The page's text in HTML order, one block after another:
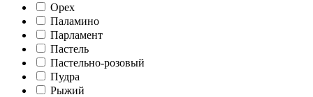
Орех
Паламино
Парламент
Пастель
Пастельно-розовый
Пудра
Рыжий